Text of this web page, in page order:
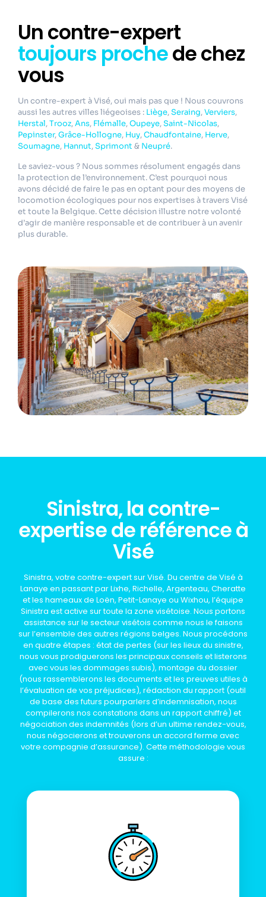
Un contre-expert
toujours prochede chez
vous
Un contre-expert à Visé, oui mais pas que ! Nous couvrons
aussi les autres villes liégeoises : Liège,Seraing,Verviers,
Herstal,Trooz,Ans, Flémalle,Oupeye,Saint-Nicolas,
Pepinster,Grâce-Hollogne, Huy,Chaudfontaine, Herve,
Soumagne, Hannut,Sprimont & Neupré.
Le saviez-vous ? Nous sommes résolument engagés dans
la protection de l’environnement. C’est pourquoi nous
avons décidé de faire le pas en optant pour des moyens de
locomotion écologiques pour nos expertises à travers Visé
et toute la Belgique. Cette décision illustre notre volonté
d’agir de manière responsable et de contribuer à un avenir
plus durable.
Sinistra, la contre-
expertise de référence à
Visé
Sinistra, votre contre-expert sur Visé. Du centre de Visé à
Lanaye en passant par Lixhe, Richelle, Argenteau, Cheratte
et les hameaux de Loën, Petit-Lanaye ou Wixhou, l’équipe
Sinistra est active sur toute la zone visétoise. Nous portons
assistance sur le secteur visétois comme nous le faisons
sur l’ensemble des autres régions belges. Nous procédons
en quatre étapes : état de pertes (sur les lieux du sinistre,
nous vous prodiguerons les principaux conseils et listerons
avec vous les dommages subis), montage du dossier
(nous rassemblerons les documents et les preuves utiles à
l’évaluation de vos préjudices), rédaction du rapport (outil
de base des futurs pourparlers d’indemnisation, nous
compilerons nos constations dans un rapport chiffré) et
négociation des indemnités (lors d’un ultime rendez-vous,
nous négocierons et trouverons un accord ferme avec
votre compagnie d’assurance). Cette méthodologie vous
assure :